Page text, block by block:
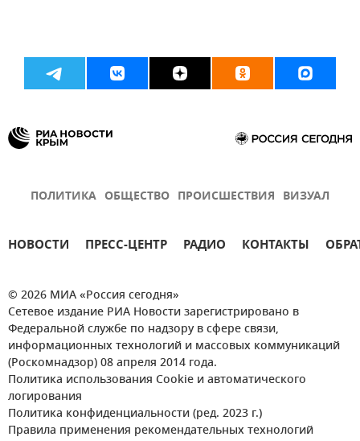
ПОЛИТИКА ОБЩЕСТВО ПРОИСШЕСТВИЯ ВИЗУАЛ
НОВОСТИ ПРЕСС-ЦЕНТР РАДИО КОНТАКТЫ
© 2026 МИА «Россия сегодня»
Сетевое издание РИА Новости зарегистрировано в
Федеральной службе по надзору в сфере связи,
информационных технологий и массовых коммуникаций
(Роскомнадзор) 08 апреля 2014 года.
Политика использования Cookie и автоматического
логирования
Политика конфиденциальности (ред. 2023 г.)
Правила применения рекомендательных технологий